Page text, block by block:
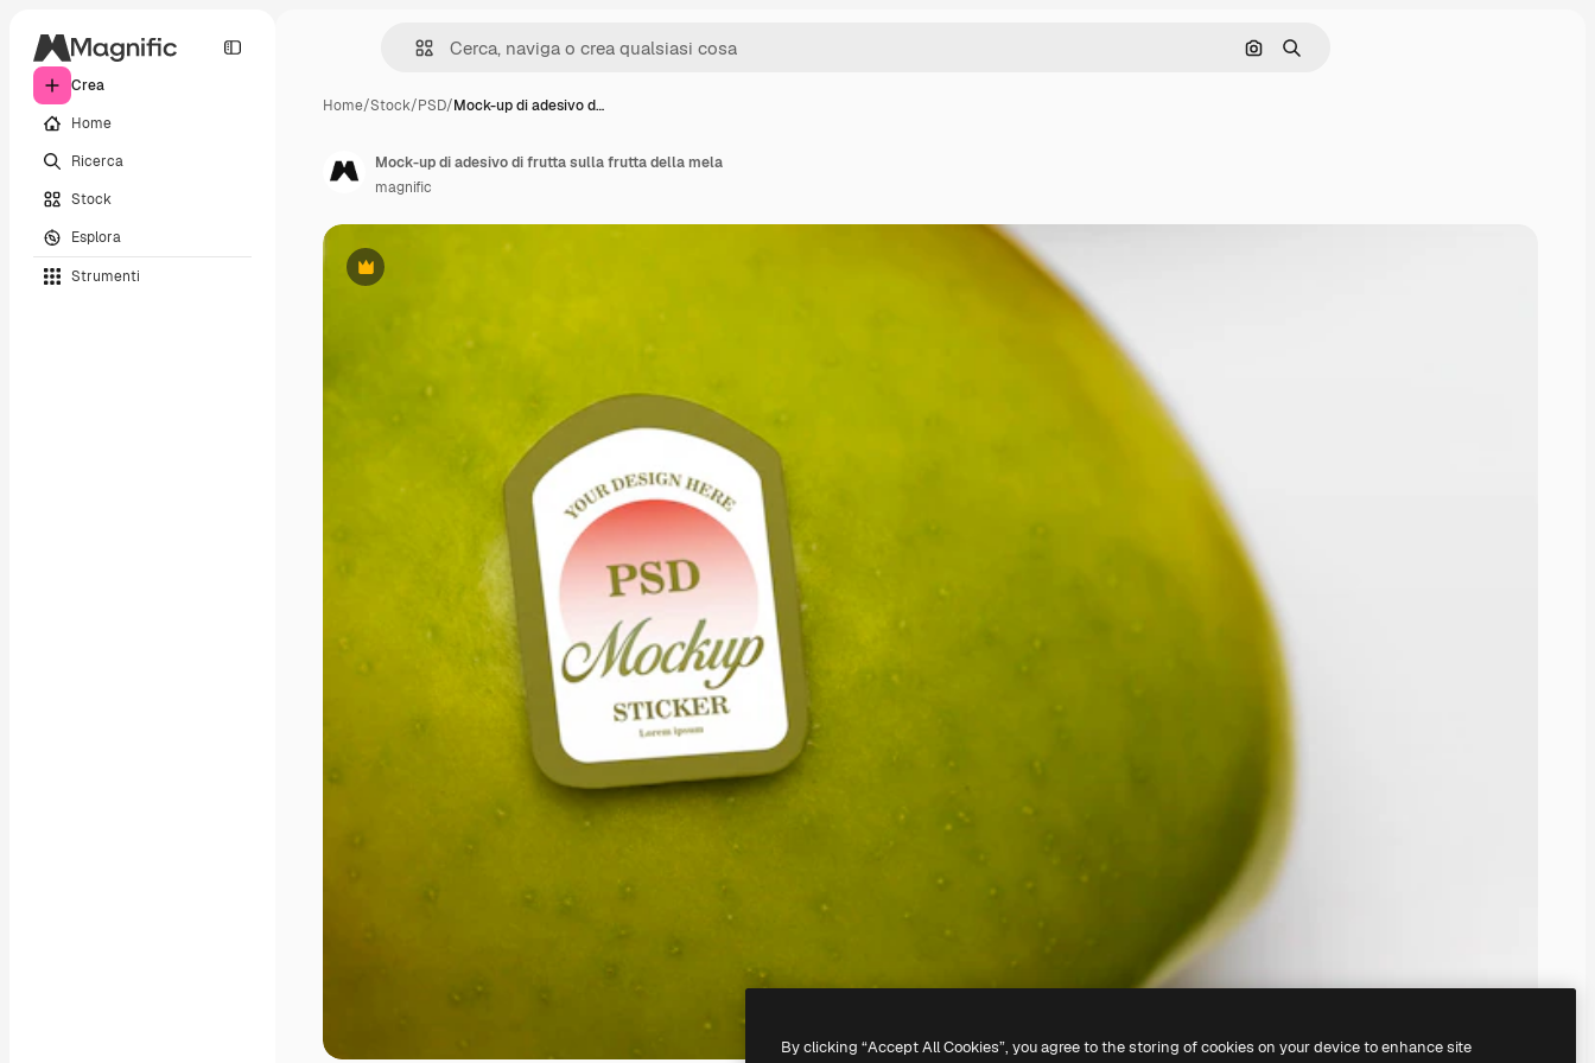
Crea
Home
Ricerca
Stock
Esplora
Strumenti
Cerca per immagine
Ricerca
Home/Stock/PSD/Mock-up di adesivo d…
Premium
Mock-up di adesivo di frutta sulla frutta della mela
magnific
By clicking “Accept All Cookies”, you agree to the storing of cookies on your device to enhance site